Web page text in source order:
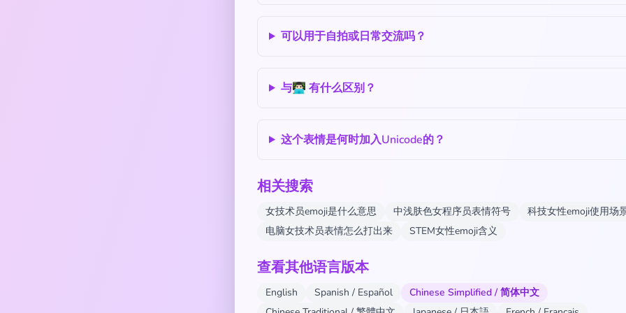
可以用于自拍或日常交流吗？
与👨🏻‍💻 有什么区别？
这个表情是何时加入Unicode的？
相关搜索
女技术员emoji是什么意思 中浅肤色女程序员表情符号
科技女性emoji使用场
电脑女技术员表情怎么打出来
STEM女性emoji含义
查看其他语言版本
English Spanish / Español
Chinese Simplified / 简体中文